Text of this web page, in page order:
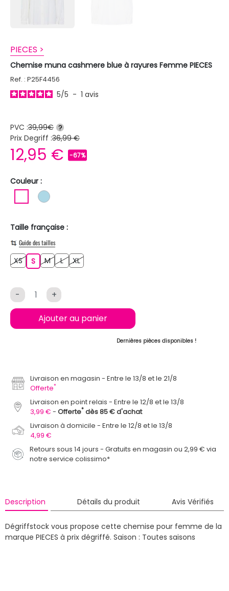
PIECES >
Chemise muna cashmere blue à rayures Femme PIECES
Ref. : P25F4456
5/5 - 1 avis
PVC :39,99€ ?
Prix Degriff :36,99 €
12,95 € -67%
Couleur :
BLANCBLEU CLAIR
Taille française :
Guide des tailles
XSXS SS MM LL XLXL
- +
Ajouter au panier
Dernières pièces disponibles !
Livraison en magasin
Entre le 13/8 et le 21/8
Offerte*
Livraison en point relais
Entre le 12/8 et le 13/8
3,99 €
Offerte* dès 85 € d'achat
Livraison à domicile
Entre le 12/8 et le 13/8
4,99 €
Retours sous 14 jours - Gratuits en magasin ou 2,99 € via
notre service colissimo*
Description Détails du produit Avis Vérifiés
Dégriffstock vous propose cette chemise pour femme de la
marque PIECES à prix dégriffé. Saison : Toutes saisons